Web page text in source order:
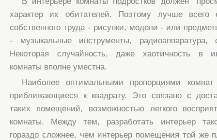
характер их обитателей. Поэтому лучше всего
собственного труда - рисунки, модели - или
- музыкальные инструменты, радиоаппаратура,
Некоторая случайность, даже хаотичность в
комнаты вполне уместна.
Наиболее оптимальными пропорциями
приближающиеся к квадрату. Это связано с
таких помещений, возможностью легкого
комнаты. Между тем, разработать интерьер
гораздо сложнее, чем интерьер помещения той же